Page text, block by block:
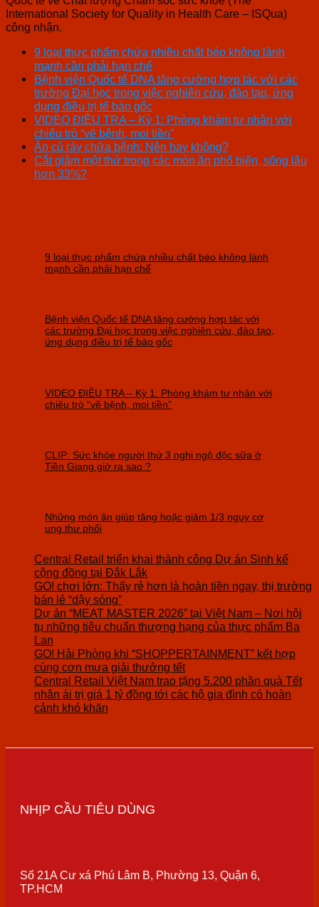
International Society for Quality in Health Care – ISQua)
công nhận.
9 loại thực phẩm chứa nhiều chất béo không lành
mạnh cần phải hạn chế
Bệnh viện Quốc tế DNA tăng cường hợp tác với các
trường Đại học trong việc nghiên cứu, đào tạo, ứng
dụng điều trị tế bào gốc
VIDEO ĐIỀU TRA – Kỳ 1: Phòng khám tư nhân với
chiêu trò “vẽ bệnh, moi tiền”
Ăn củ ráy chữa bệnh: Nên hay không?
Cắt giảm một thứ trong các món ăn phổ biến, sống lâu
hơn 33%?
9 loại thực phẩm chứa nhiều chất béo không lành
mạnh cần phải hạn chế
Bệnh viện Quốc tế DNA tăng cường hợp tác với
các trường Đại học trong việc nghiên cứu, đào tạo,
ứng dụng điều trị tế bào gốc
VIDEO ĐIỀU TRA – Kỳ 1: Phòng khám tư nhân với
chiêu trò “vẽ bệnh, moi tiền”
CLIP: Sức khỏe người thứ 3 nghi ngộ độc sữa ở
Tiền Giang giờ ra sao ?
Những món ăn giúp tăng hoặc giảm 1/3 nguy cơ
ung thư phổi
Central Retail triển khai thành công Dự án Sinh kế
cộng đồng tại Đắk Lắk
GO! chơi lớn: Thấy rẻ hơn là hoàn tiền ngay, thị trường
bán lẻ “dậy sóng”
Dự án “MEAT MASTER 2026” tại Việt Nam – Nơi hội
tụ những tiêu chuẩn thượng hạng của thực phẩm Ba
Lan
GO! Hải Phòng khi “SHOPPERTAINMENT” kết hợp
cùng cơn mưa giải thưởng tết
Central Retail Việt Nam trao tặng 5.200 phần quà Tết
nhân ái trị giá 1 tỷ đồng tới các hộ gia đình có hoàn
cảnh khó khăn
NHỊP CẦU TIÊU DÙNG
Số 21A Cư xá Phú Lâm B, Phường 13, Quận 6,
TP.HCM